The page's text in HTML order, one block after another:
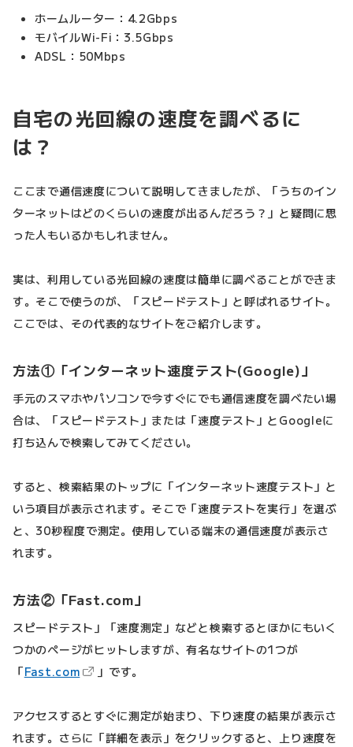
ホームルーター：4.2Gbps
モバイルWi-Fi：3.5Gbps
ADSL：50Mbps
自宅の光回線の速度を調べるに
は？
ここまで通信速度について説明してきましたが、「うちのイン
ターネットはどのくらいの速度が出るんだろう？」と疑問に思
った人もいるかもしれません。
実は、利用している光回線の速度は簡単に調べることができま
す。そこで使うのが、「スピードテスト」と呼ばれるサイト。
ここでは、その代表的なサイトをご紹介します。
方法①「インターネット速度テスト(Google)」
手元のスマホやパソコンで今すぐにでも通信速度を調べたい場
合は、「スピードテスト」または「速度テスト」とGoogleに
打ち込んで検索してみてください。
すると、検索結果のトップに「インターネット速度テスト」と
いう項目が表示されます。そこで「速度テストを実行」を選ぶ
と、30秒程度で測定。使用している端末の通信速度が表示さ
れます。
方法②「Fast.com」
スピードテスト」「速度測定」などと検索するとほかにもいく
つかのページがヒットしますが、有名なサイトの1つが
「Fast.com（新しいタブで開きます）
」です。
アクセスするとすぐに測定が始まり、下り速度の結果が表示さ
れます。さらに「詳細を表示」をクリックすると、上り速度を